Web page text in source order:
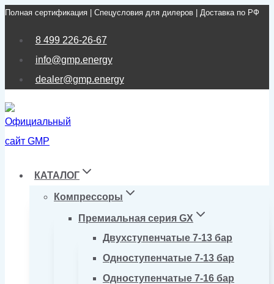
Перейти
Полная сертификация | Спецусловия для дилеров | Доставка по РФ
8 499 226-26-67
info@gmp.energy
dealer@gmp.energy
КАТАЛОГ
Компрессоры
Премиальная серия GX
Двухступенчатые 7-13 бар
Одноступенчатые 7-13 бар
Одноступенчатые 7-16 бар